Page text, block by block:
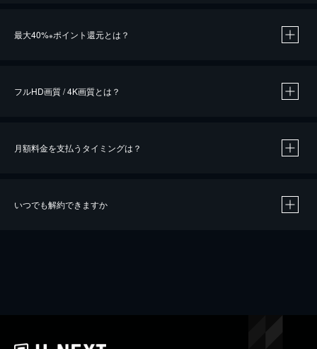
最大40%※ポイント還元とは？
※40％ポイント還元の対象は、クレジットカード決済による作品の購入 / レンタルです。
iOSアプリのUコイン決済による作品の購入 / レンタルは、20％のポイント還元です。
フルHD画質 / 4K画質とは？
月額料金を支払うタイミングは？
いつでも解約できますか